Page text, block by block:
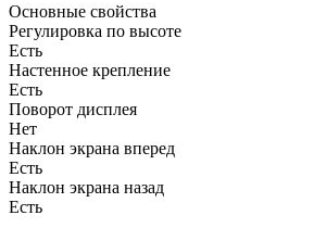
Основные свойства
Регулировка по высоте
Есть
Настенное крепление
Есть
Поворот дисплея
Нет
Наклон экрана вперед
Есть
Наклон экрана назад
Есть